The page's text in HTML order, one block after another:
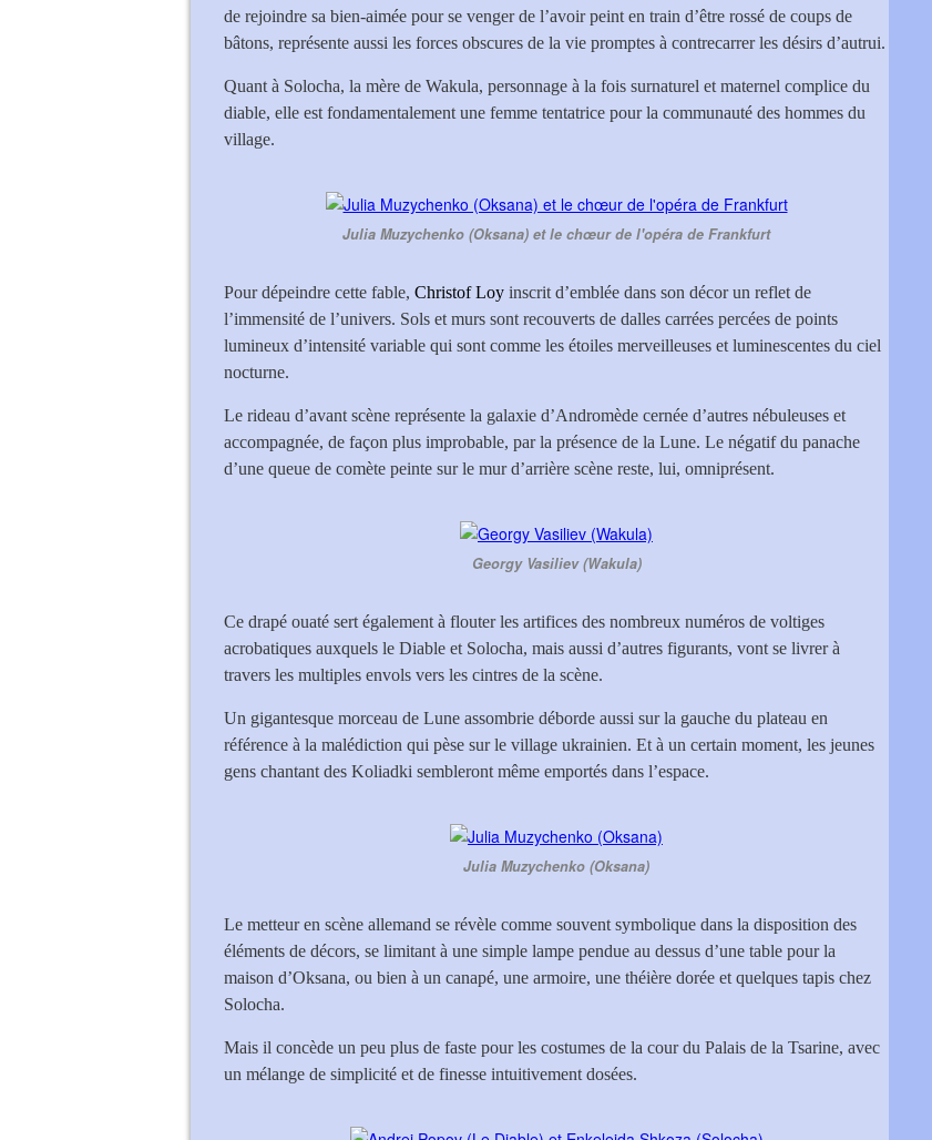
de rejoindre sa bien-aimée pour se venger de l’avoir peint en train d’être rossé de coups de
bâtons, représente aussi les forces obscures de la vie promptes à contrecarrer les désirs d’autrui.
Quant à Solocha, la mère de Wakula, personnage à la fois surnaturel et maternel complice du
diable, elle est fondamentalement une femme tentatrice pour la communauté des hommes du
village.
Julia Muzychenko (Oksana) et le chœur de l'opéra de Frankfurt
Pour dépeindre cette fable, Christof Loy inscrit d’emblée dans son décor un reflet de
l’immensité de l’univers. Sols et murs sont recouverts de dalles carrées percées de points
lumineux d’intensité variable qui sont comme les étoiles merveilleuses et luminescentes du ciel
nocturne.
Le rideau d’avant scène représente la galaxie d’Andromède cernée d’autres nébuleuses et
accompagnée, de façon plus improbable, par la présence de la Lune. Le négatif du panache
d’une queue de comète peinte sur le mur d’arrière scène reste, lui, omniprésent.
Georgy Vasiliev (Wakula)
Ce drapé ouaté sert également à flouter les artifices des nombreux numéros de voltiges
acrobatiques auxquels le Diable et Solocha, mais aussi d’autres figurants, vont se livrer à
travers les multiples envols vers les cintres de la scène.
Un gigantesque morceau de Lune assombrie déborde aussi sur la gauche du plateau en
référence à la malédiction qui pèse sur le village ukrainien. Et à un certain moment, les jeunes
gens chantant des Koliadki sembleront même emportés dans l’espace.
Julia Muzychenko (Oksana)
Le metteur en scène allemand se révèle comme souvent symbolique dans la disposition des
éléments de décors, se limitant à une simple lampe pendue au dessus d’une table pour la
maison d’Oksana, ou bien à un canapé, une armoire, une théière dorée et quelques tapis chez
Solocha.
Mais il concède un peu plus de faste pour les costumes de la cour du Palais de la Tsarine, avec
un mélange de simplicité et de finesse intuitivement dosées.